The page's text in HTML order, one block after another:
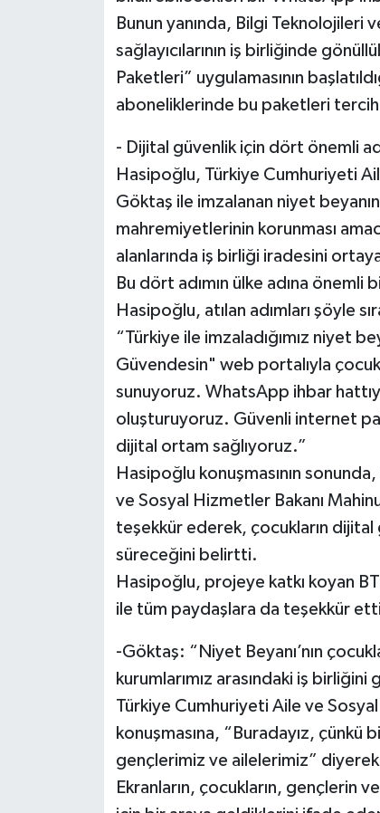
Bunun yanında, Bilgi
sağlayıcılarının iş birliğinde
Paketleri” uygulamasının
aboneliklerinde bu paketleri tercih
- Dijital güvenlik için dört önemli
Hasipoğlu, Türkiye Cumhuriyeti
Göktaş ile imzalanan niyet
mahremiyetlerinin korunması
alanlarında iş birliği iradesini
Bu dört adımın ülke adına önemli
Hasipoğlu, atılan adımları şöyle
“Türkiye ile imzaladığımız niyet
Güvendesin" web portalıyla
sunuyoruz. WhatsApp ihbar
oluşturuyoruz. Güvenli internet
dijital ortam sağlıyoruz.”
Hasipoğlu konuşmasının
ve Sosyal Hizmetler Bakanı
teşekkür ederek, çocukların
süreceğini belirtti.
Hasipoğlu, projeye katkı koyan
ile tüm paydaşlara da teşekkür
-Göktaş: “Niyet Beyanı’nın
kurumlarımız arasındaki iş
Türkiye Cumhuriyeti Aile ve
konuşmasına, “Buradayız,
gençlerimiz ve ailelerimiz”
Ekranların, çocukların, gençlerin